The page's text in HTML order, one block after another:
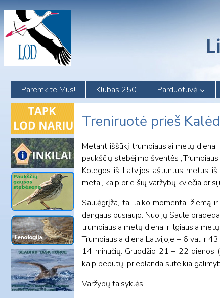
content
Paremkite Mus! Klubas 250 Parduotuvė
Treniruotė prieš
Metant iššūkį trumpiausiai metų
paukščių stebėjimo šventės
Kolegos iš Latvijos aštuntus metus
metai, kaip prie šių varžybų kviečia
Saulėgrįža, tai laiko momentai žiemą
dangaus pusiaujo. Nuo jų Saulė
trumpiausia metų diena ir ilgiausia
Trumpiausia diena Latvijoje – 6 val ir
14 minučių. Gruodžio 21 – 22
kaip bebūtų, prieblanda suteikia
Varžybų taisyklės: